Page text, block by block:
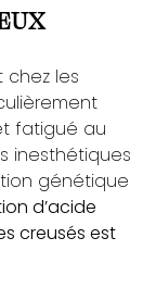
les
fatigué au
inesthétiques
génétique
d’acide
creusés est